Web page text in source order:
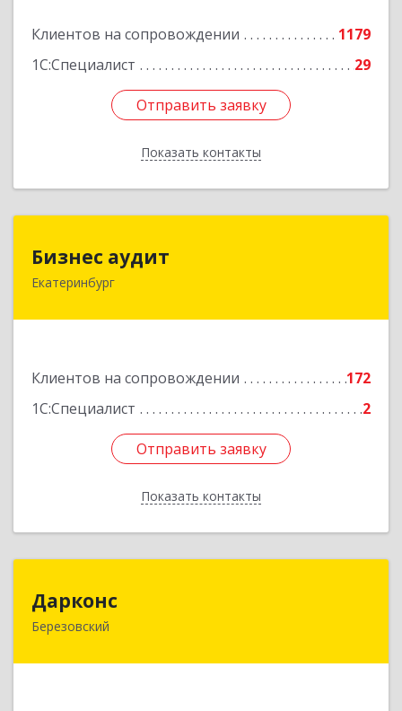
Клиентов на сопровождении
1179
1С:Специалист
29
Отправить заявку
Показать контакты
Отправить заявку
Назад
Бизнес аудит
Екатеринбург
Клиентов на сопровождении
172
1С:Специалист
2
Отправить заявку
Показать контакты
620062, Свердловская обл, Екатеринбург г,
Отправить заявку
Назад
Дарконс
Березовский623700, Свердловская обл, Березовский г,